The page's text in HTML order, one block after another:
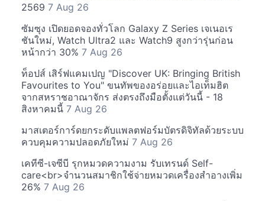
2569 7 Aug 26
ซัมซุง เปิดยอดจองทั่วโลก Galaxy Z Series เจเนอเร
ชันใหม่, Watch Ultra2 และ Watch9 สูงกว่ารุ่นก่อน
หน้ากว่า 30% 7 Aug 26
ท็อปส์ เสิร์ฟแคมเปญ "Discover UK: Bringing British
Favourites to You" ขนทัพของอร่อยและไอเท็มฮิต
จากสหราชอาณาจักร ส่งตรงถึงมือตั้งแต่วันนี้ - 18
สิงหาคมนี้ 7 Aug 26
มาสเตอร์การ์ดยกระดับแพลตฟอร์มบัตรดิจิทัลด้วยระบบ
ควบคุมความปลอดภัยใหม่ 7 Aug 26
เคทีซี-เจซีบี รุกหมวดความงาม รับเทรนด์ Self-
care<br>จำนวนสมาชิกใช้จ่ายหมวดเครื่องสำอางเพิ่ม
26% 7 Aug 26